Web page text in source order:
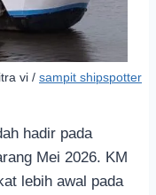
vi / sampit shipspotter
hadir pada
Mei 2026. KM
lebih awal pada